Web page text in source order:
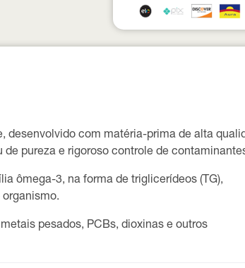
desenvolvido com matéria-prima de alta
de pureza e rigoroso controle de
ômega-3, na forma de triglicerídeos (TG),
pesados, PCBs, dioxinas e outros